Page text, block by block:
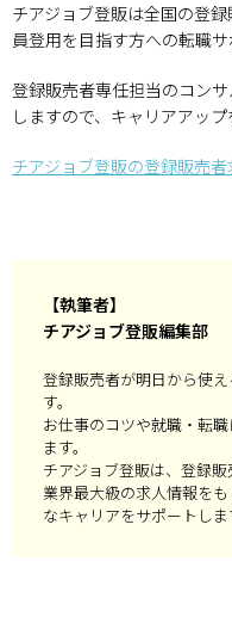
チアジョブ登販は全国の登
員登用を目指す方への転職サ
登録販売者専任担当のコン
しますので、キャリアアッ
チアジョブ登販の登録販売
【執筆者】
チアジョブ登販編集部
登録販売者が明日から使
す。
お仕事のコツや就職・転
ます。
チアジョブ登販は、登録販
業界最大級の求人情報を
なキャリアをサポートしま